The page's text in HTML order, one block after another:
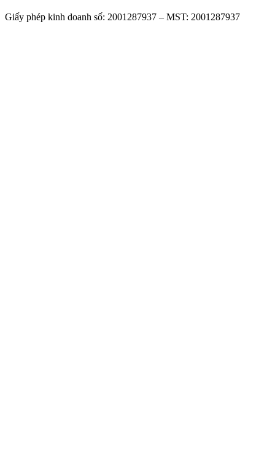
Giấy phép kinh doanh số: 2001287937 – MST: 2001287937